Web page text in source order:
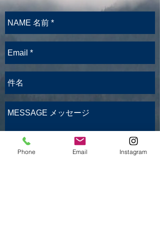
Phone Email Instagram